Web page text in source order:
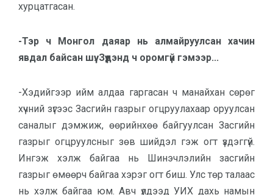
хурцатгасан.
-Тэр ч Монгол даяар нь алмайруулсан хачин
явдал байсан шүү. Зүүдэнд ч оромгүй гэмээр...
-Хэдийгээр ийм алдаа гаргасан ч манайхан сөрөг
хүчний зүгээс Засгийн газрыг огцруулахаар оруулсан
саналыг дэмжиж, өөрийнхөө байгуулсан Засгийн
газрыг огцруулсныг зөв шийдэл гэж огт үздэггүй.
Ингэж хэлж байгаа нь Шинэчлэлийн засгийн
газрыг өмөөрч байгаа хэрэг огт биш. Улс төр талаас
нь хэлж байгаа юм. Авч үлдээд УИХ дахь намын